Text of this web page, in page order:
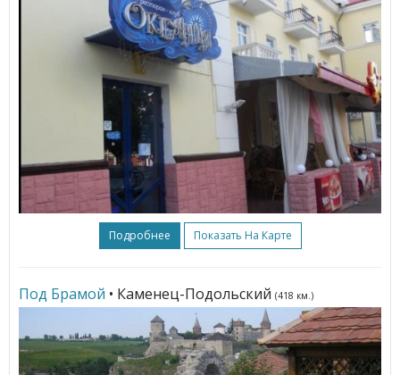
Подробнее Показать На Карте
Под Брамой • Каменец-Подольский (418 км.)